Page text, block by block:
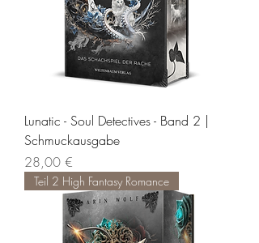
Lunatic - Soul Detectives - Band 2 |
Schmuckausgabe
Preis
28,00 €
Teil 2 High Fantasy Romance